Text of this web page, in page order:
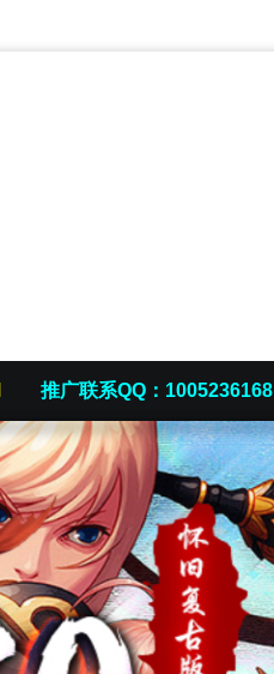
推广联系QQ：1005236168